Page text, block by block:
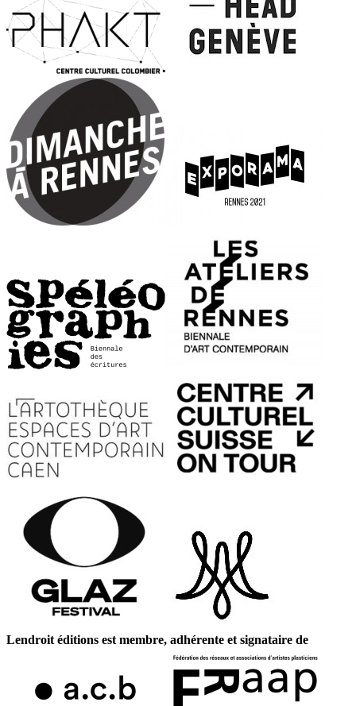
Lendroit éditions est membre, adhérente et signataire de